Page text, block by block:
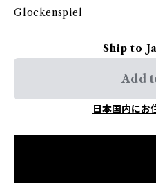
Glockenspiel
Ship to
Add
日本国内にお